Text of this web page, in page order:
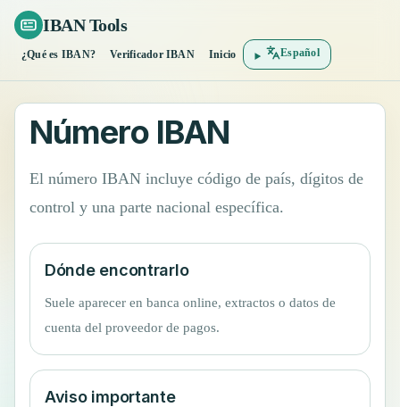
IBAN Tools
¿Qué es IBAN? Verificador IBAN Inicio Español
Número IBAN
El número IBAN incluye código de país, dígitos de
control y una parte nacional específica.
Dónde encontrarlo
Suele aparecer en banca online, extractos o datos de
cuenta del proveedor de pagos.
Aviso importante